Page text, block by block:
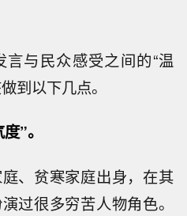
与民众感受之间的“温
到以下几点。
”。
、贫寒家庭出身，在其
过很多穷苦人物角色。